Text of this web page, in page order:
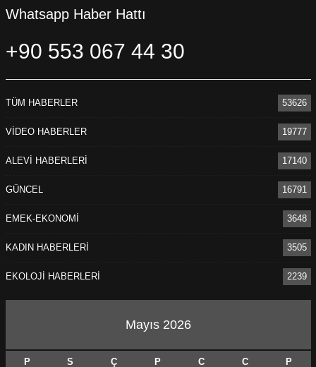
Whatsapp Haber Hattı
+90 553 067 44 30
TÜM HABERLER 53626
VİDEO HABERLER 19777
ALEVİ HABERLERİ 17140
GÜNCEL 16791
EMEK-EKONOMİ 3648
KADIN HABERLERİ 3505
EKOLOJİ HABERLERİ 2239
Mayıs 2026
P S Ç P C C P